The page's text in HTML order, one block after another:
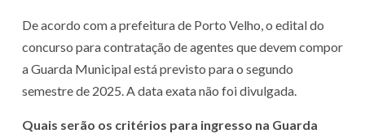
De acordo com a prefeitura de Porto Velho, o edital do
concurso para contratação de agentes que devem compor
a Guarda Municipal está previsto para o segundo
semestre de 2025. A data exata não foi divulgada.
Quais serão os critérios para ingresso na Guarda